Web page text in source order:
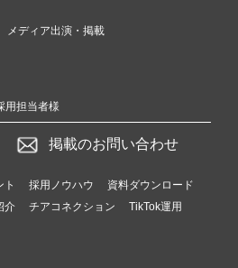
メディア出演・掲載
用担当者様
掲載のお問い合わせ
ト 採用ノウハウ
資料ダウンロード
介 チアコネクション
TikTok運用